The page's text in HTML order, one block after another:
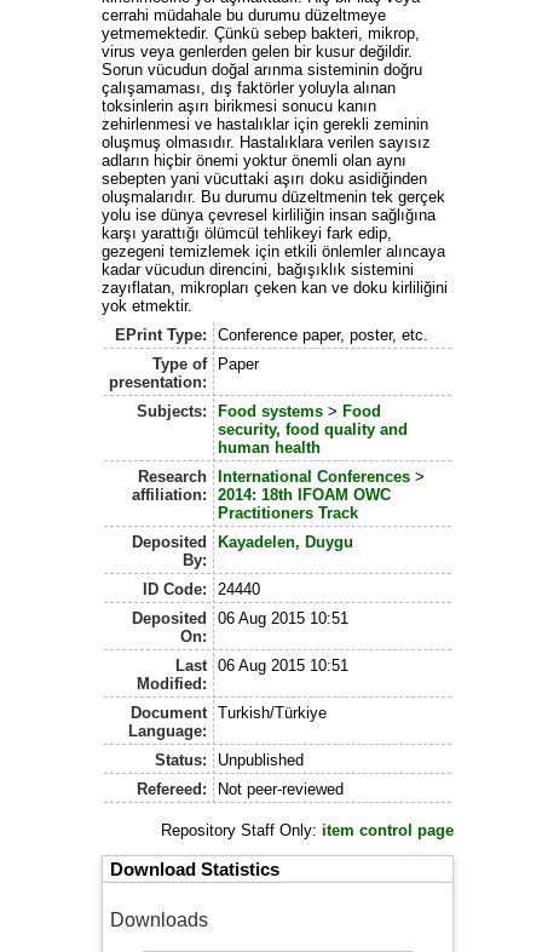
cerrahi müdahale bu durumu düzeltmeye
yetmemektedir. Çünkü sebep bakteri, mikrop,
virus veya genlerden gelen bir kusur değildir.
Sorun vücudun doğal arınma sisteminin doğru
çalışamaması, dış faktörler yoluyla alınan
toksinlerin aşırı birikmesi sonucu kanın
zehirlenmesi ve hastalıklar için gerekli zeminin
oluşmuş olmasıdır. Hastalıklara verilen sayısız
adların hiçbir önemi yoktur önemli olan aynı
sebepten yani vücuttaki aşırı doku asidiğinden
oluşmalarıdır. Bu durumu düzeltmenin tek gerçek
yolu ise dünya çevresel kirliliğin insan sağlığına
karşı yarattığı ölümcül tehlikeyi fark edip,
gezegeni temizlemek için etkili önlemler alıncaya
kadar vücudun direncini, bağışıklık sistemini
zayıflatan, mikropları çeken kan ve doku kirliliğini
yok etmektir.
EPrint Type:
Conference paper, poster, etc.
Type of
presentation:
Paper
Subjects: Food systems >Food
security, food quality and
human health
Research
affiliation:
International Conferences >
2014: 18th IFOAM OWC
Practitioners Track
Deposited
By:
Kayadelen, Duygu
ID Code:
24440
Deposited
On:
06 Aug 2015 10:51
Last
Modified:
06 Aug 2015 10:51
Document
Language:
Turkish/Türkiye
Status:
Unpublished
Refereed:
Not peer-reviewed
Repository Staff Only: item control page
Download Statistics
Downloads